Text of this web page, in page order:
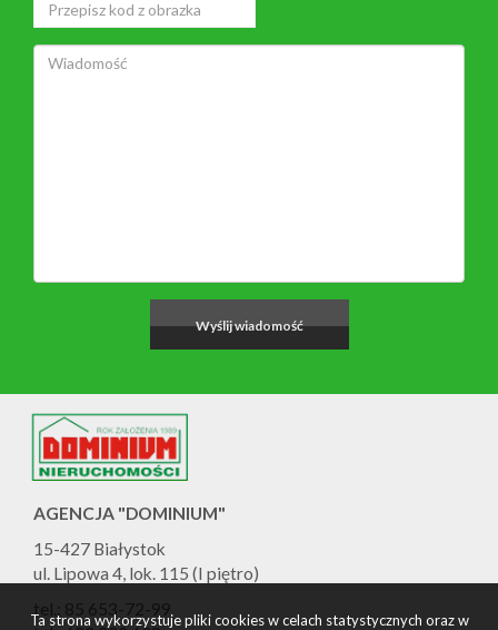
AGENCJA "DOMINIUM"
15-427 Białystok
ul. Lipowa 4, lok. 115 (I piętro)
tel.: 85 653-72-99
Ta strona wykorzystuje pliki cookies w celach statystycznych oraz w